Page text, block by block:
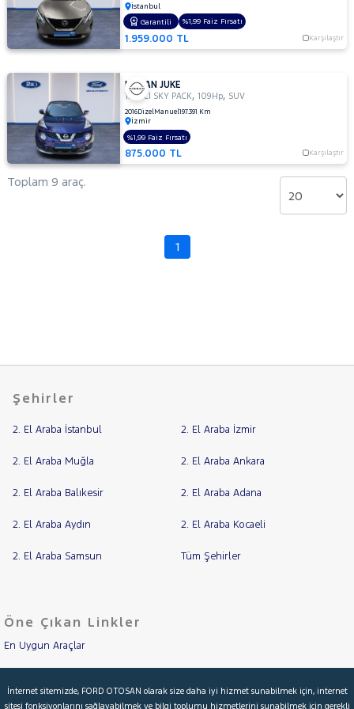
SSANGYONG
SUBARU
TOGG
TOYOTA
TRAKTÖR
VOLKSWAGEN
VOLVO
İstanbul
1.959.000 TL Karşılaştır
Garantili %1,99 Faiz Fırsatı
NISSAN JUKE
1.5 DCI SKY PACK,109Hp, SUV
2016DizelManuel197.391 Km
İzmir
875.000 TL Karşılaştır
%1,99 Faiz Fırsatı
Toplam 9 araç.
1
Şehirler
2. El Araba İstanbul 2. El Araba İzmir
2. El Araba Muğla 2. El Araba Ankara
2. El Araba Balıkesir 2. El Araba Adana
2. El Araba Aydın 2. El Araba Kocaeli
2. El Araba Samsun Tüm Şehirler
Öne Çıkan Linkler
En Uygun Araçlar
İnternet sitemizde, FORD OTOSAN olarak size daha iyi hizmet sunabilmek için, internet
sitesi fonksiyonlarını sağlayabilmek ve bilgi toplumu hizmetlerini sunabilmek için gerekli